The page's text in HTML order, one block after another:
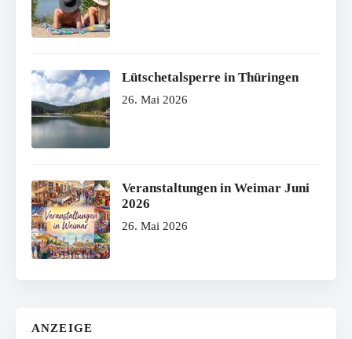
Lütschetalsperre in Thüringen
26. Mai 2026
Veranstaltungen in Weimar Juni
2026
26. Mai 2026
ANZEIGE